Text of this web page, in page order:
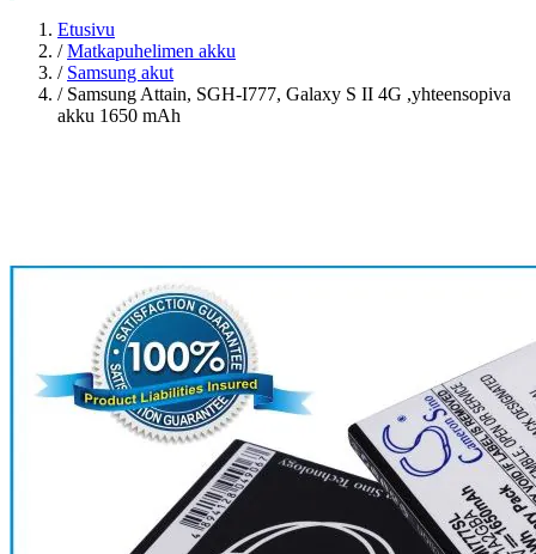
Etusivu
/ Matkapuhelimen akku
/ Samsung akut
/ Samsung Attain, SGH-I777, Galaxy S II 4G ,yhteensopiva
akku 1650 mAh